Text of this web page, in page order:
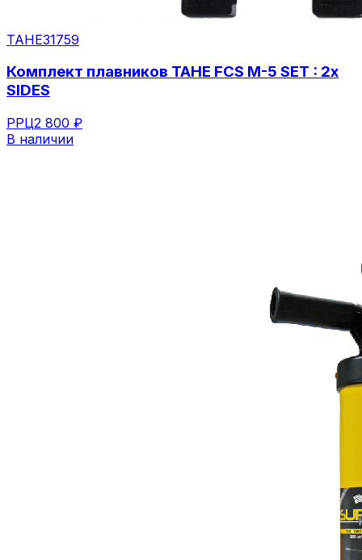
TAHE31759
Комплект плавников TAHE FCS M-5 SET : 2x
SIDES
РРЦ2 800 ₽
В наличии